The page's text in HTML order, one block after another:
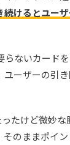
続けるとユー
らないカード
ユーザーの引
たけど微妙
そのままポイ